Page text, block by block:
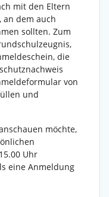
mit den Eltern
an dem auch
sollten. Zum
die
von
und
möchte,
Uhr
eine Anmeldung